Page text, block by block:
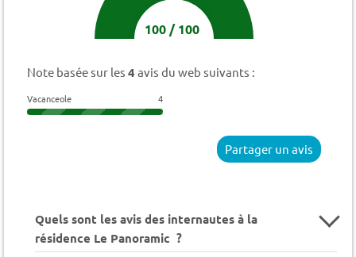
100 /100
Note basée sur les 4 avis du web suivants :
Vacanceole 4
Partager un avis
Quels sont les avis des internautes à la
résidence Le Panoramic ?